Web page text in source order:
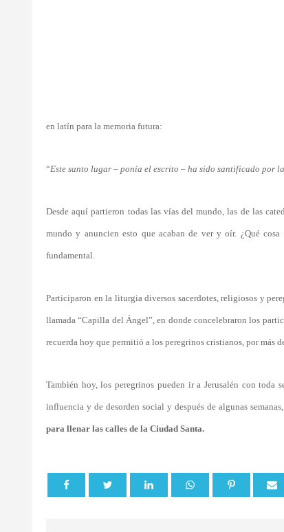
en latín para la memoria futura:
“Este santo lugar – ponía el escrito – ha sido santificado por
Desde aquí partieron todas las vías del mundo, las de las
mundo y anuncien esto que acaban de ver y oír. ¿Qué cosa
fundamental.
Participaron en la liturgia diversos sacerdotes, religiosos y
llamada “Capilla del Ángel”, en donde concelebraron los
recuerda hoy que permitió a los peregrinos cristianos, por más
También hoy, los peregrinos pueden ir a Jerusalén con
influencia y de desorden social y después de algunas
para llenar las calles de la Ciudad Santa.